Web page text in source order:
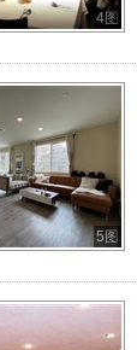
4图
5图